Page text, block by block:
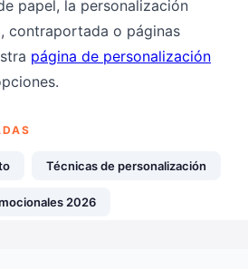
papel, la personalización
contraportada o páginas
página de personalización
Técnicas de personalización
2026